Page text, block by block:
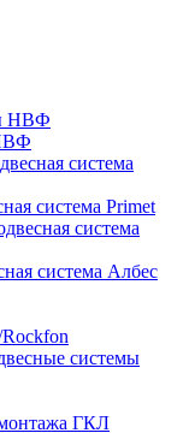
система
система Primet
система
система Албес
системы